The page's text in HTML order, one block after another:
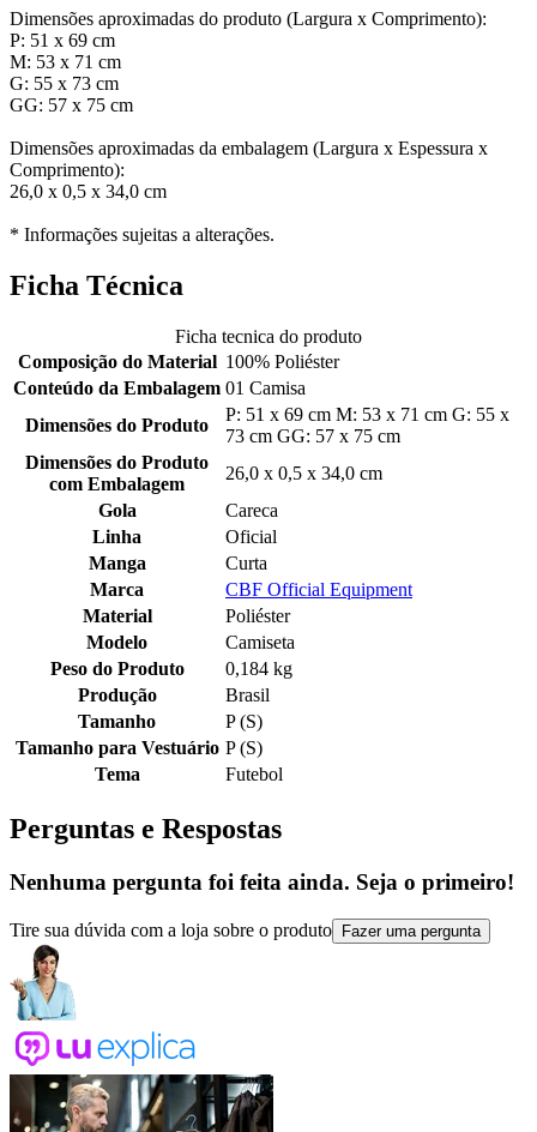
Dimensões aproximadas do produto (Largura x Comprimento):
P: 51 x 69 cm
M: 53 x 71 cm
G: 55 x 73 cm
GG: 57 x 75 cm
Dimensões aproximadas da embalagem (Largura x Espessura x
Comprimento):
26,0 x 0,5 x 34,0 cm
* Informações sujeitas a alterações.
Ficha Técnica
Ficha tecnica do produto
Composição do Material 100% Poliéster
Conteúdo da Embalagem 01 Camisa
Dimensões do Produto
P: 51 x 69 cm M: 53 x 71 cm G: 55 x
73 cm GG: 57 x 75 cm
Dimensões do Produto
com Embalagem
26,0 x 0,5 x 34,0 cm
Gola
Careca
Linha
Oficial
Manga
Curta
Marca
CBF Official Equipment
Material
Poliéster
Modelo
Camiseta
Peso do Produto
0,184 kg
Produção
Brasil
Tamanho
P (S)
Tamanho para Vestuário P (S)
Tema
Futebol
Perguntas e Respostas
Nenhuma pergunta foi feita ainda. Seja o primeiro!
Tire sua dúvida com a loja sobre o produto Fazer uma pergunta